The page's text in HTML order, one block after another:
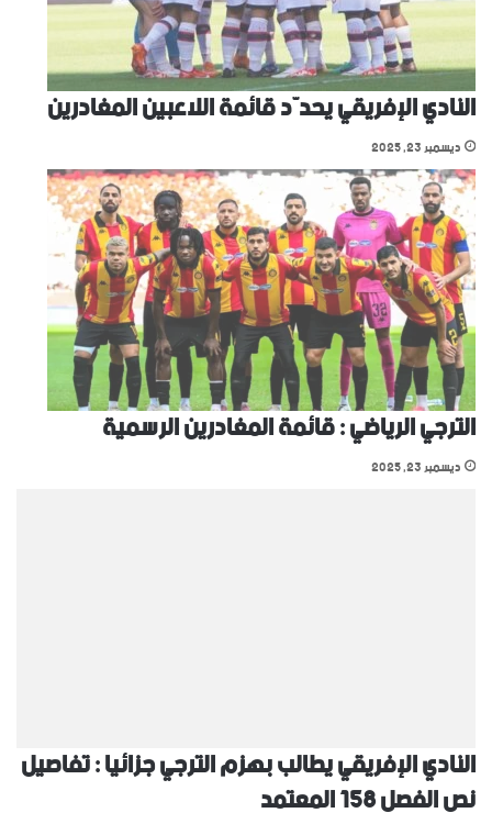
النادي الإفريقي يحدّد قائمة اللاعبين المغادرين
ديسمبر 23, 2025
الترجي الرياضي : قائمة المغادرين الرسمية
ديسمبر 23, 2025
النادي الإفريقي يطالب بهزم الترجي جزائيا : تفاصيل
نص الفصل 158 المعتمد